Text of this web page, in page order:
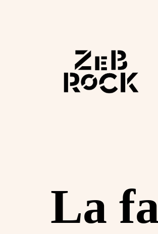
La